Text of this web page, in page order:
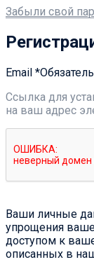
Забыли свой
Email *
Ссылка для
на ваш адрес
Ваши личные
упрощения
доступом к
описанных в